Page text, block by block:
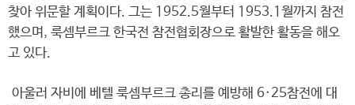
찾아 위문할 계획이다. 그는 1952.5월부터 1953.1월까지 참전
했으며, 룩셈부르크 한국전 참전협회장으로 활발한 활동을 해오
고 있다.
아울러 자비에 베텔 룩셈부르크 총리를 예방해 6·25참전에 대